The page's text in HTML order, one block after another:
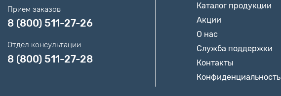
Прием заказов
8 (800) 511-27-26
Отдел консультации
8 (800) 511-27-28
Каталог продукции
Акции
О нас
Служба поддержки
Контакты
Конфиденциальность